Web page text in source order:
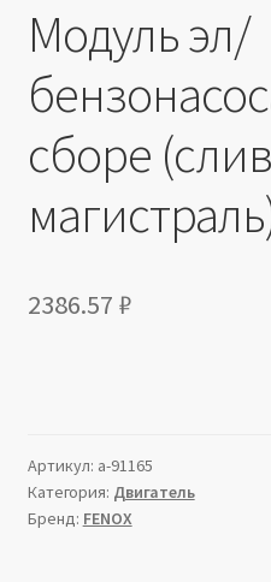
Модуль эл/
сборе
2386.57 ₽
Артикул: a-91165
Категория: Двигатель
Бренд: FENOX